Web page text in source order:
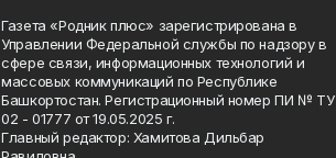
Газета «Родник плюс» зарегистрирована в
Управлении Федеральной службы по надзору в
сфере связи, информационных технологий и
массовых коммуникаций по Республике
Башкортостан. Регистрационный номер ПИ № ТУ
02 - 01777 от 19.05.2025 г.
Главный редактор: Хамитова Дильбар